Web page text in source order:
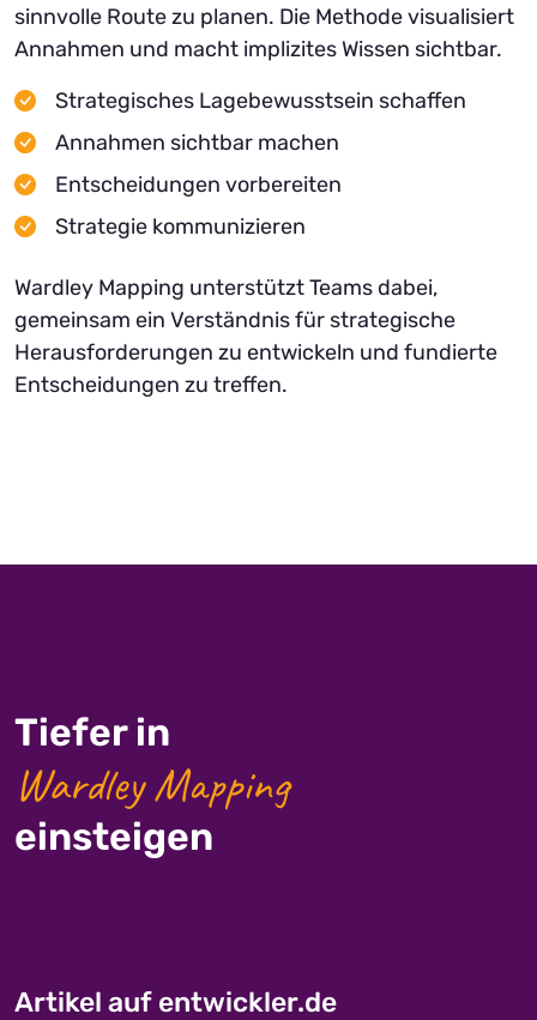
sinnvolle Route zu planen. Die Methode visualisiert
Annahmen und macht implizites Wissen sichtbar.
Strategisches Lagebewusstsein schaffen
Annahmen sichtbar machen
Entscheidungen vorbereiten
Strategie kommunizieren
Wardley Mapping unterstützt Teams dabei,
gemeinsam ein Verständnis für strategische
Herausforderungen zu entwickeln und fundierte
Entscheidungen zu treffen.
Tiefer in
Wardley Mapping
einsteigen
Artikel auf entwickler.de